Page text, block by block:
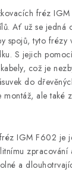
fréz
Ať už se jedná
spojů, tyto frézy
S jejich
což je
do
ale také
IGM F602 je
zpracování
a